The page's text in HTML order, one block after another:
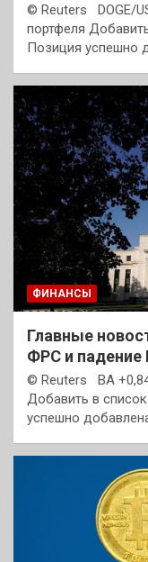
© Reuters DOGE/
портфеля
Позиция успешно
ФИНАНСЫ
Главные
ФРС и падение
© Reuters BA
Добавить в
успешно